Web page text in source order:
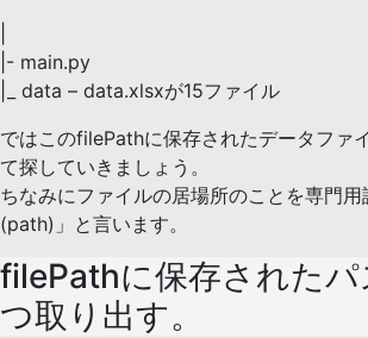
|- main.py
|_ data – data.xlsxが15ファイル
ではこのfilePathに保存されたデータファ
て探していきましょう。
ちなみにファイルの居場所のことを専門用
(path)」と言います。
filePathに保存されたパ
つ取り出す。